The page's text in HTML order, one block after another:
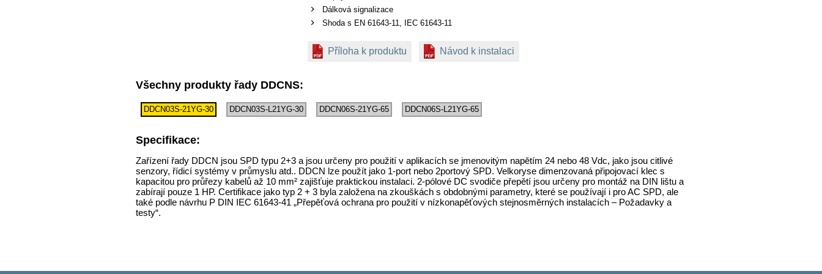
Dálková signalizace
Shoda s EN 61643-11, IEC 61643-11
Příloha k produktu Návod k instalaci
Všechny produkty řady DDCNS:
DDCN03S-21YG-30 DDCN03S-L21YG-30 DDCN06S-21YG-65 DDCN06S-L21YG-65
Specifikace:
Zařízení řady DDCN jsou SPD typu 2+3 a jsou určeny pro použití v aplikacích se jmenovitým napětím 24 nebo 48 Vdc, jako jsou citlivé
senzory, řídicí systémy v průmyslu atd.. DDCN lze použít jako 1-port nebo 2portový SPD. Velkoryse dimenzovaná připojovací klec s
kapacitou pro průřezy kabelů až 10 mm² zajišťuje praktickou instalaci. 2-pólové DC svodiče přepětí jsou určeny pro montáž na DIN lištu a
zabírají pouze 1 HP. Certifikace jako typ 2 + 3 byla založena na zkouškách s obdobnými parametry, které se používají i pro AC SPD, ale
také podle návrhu P DIN IEC 61643-41 „Přepěťová ochrana pro použití v nízkonapěťových stejnosměrných instalacích – Požadavky a
testy“.